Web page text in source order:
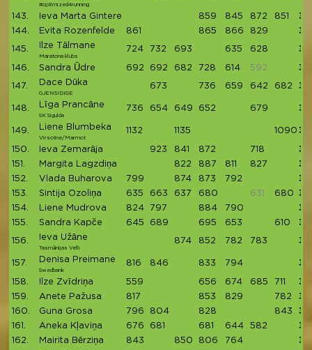
#optimized4running
143. Ieva Marta Gintere 859 845 872 851
144.
Evita Rozenfelde 861 865 866 829
145. Ilze Tālmane
Maratona klubs
724 732 693 635 628
146. Sandra Ūdre 692 692 682 728 614 592
147. Dace Dūka
GJENSIDIGE
673 736 659 642 682
148. Līga Prancāne
SK Sigulda
736 654 649 652 679
149. Liene Blumbeka
Virsotne/Marmot
1132 1135 1090
150. Ieva Zemarāja 923 841 872 718
151.
Margita Lagzdiņa 822 887 811 827
152.
Vlada Buharova 799 874 873 792
153.
Sintija Ozoliņa 635 663 637 680 631 680
154.
Liene Mudrova 824 797 884 790
155.
Sandra Kapče 645 689 695 653 610
156. Ieva Užāne
Tasmānijas Velli
874 852 782 783
157. Denisa Preimane
Swedbank
816 846 833 794
158. Ilze Zvīdriņa 559 656 674 685 711
159.
Anete Pažusa 817 853 829 782
160.
Guna Grosa 796 804 828 843
161.
Aneka Kļaviņa 676 681 681 644 582
162.
Mairita Bērziņa 843 850 806 764